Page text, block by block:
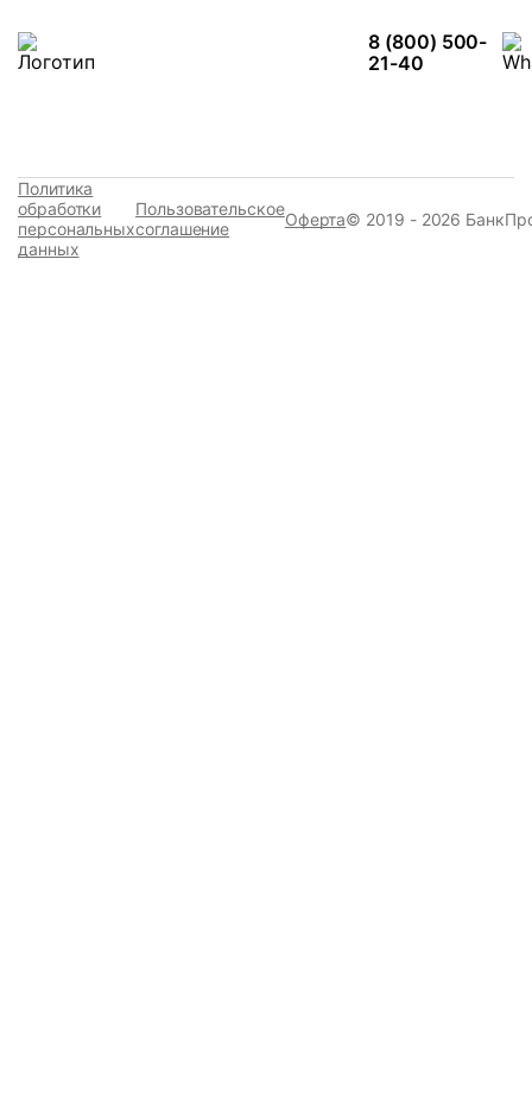
8 (800) 500-
21-40
Политика
обработки
персональных
данных
Пользовательское
соглашение
Оферта© 2019 - 2026